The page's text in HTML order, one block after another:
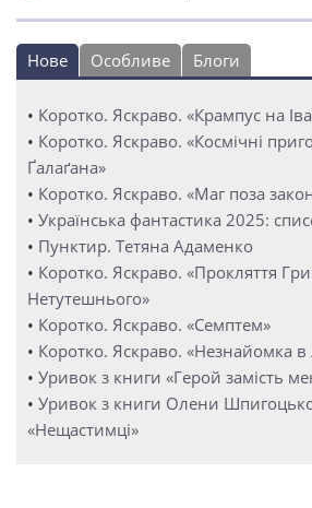
Нове Особливе Блоги
• Коротко. Яскраво. «Крампус на
• Коротко. Яскраво. «Космічні
Ґалаґана»
• Коротко. Яскраво. «Маг поза
• Українська фантастика 2025:
• Пунктир. Тетяна Адаменко
• Коротко. Яскраво. «Прокляття
Нетутешнього»
• Коротко. Яскраво. «Семптем»
• Коротко. Яскраво. «Незнайомка в
• Уривок з книги «Герой замість
• Уривок з книги Олени
«Нещастимці»